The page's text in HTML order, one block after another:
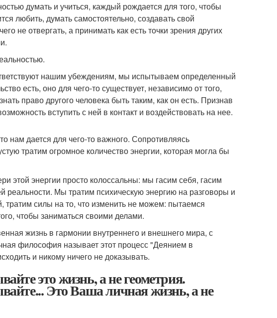
думать и учиться, каждый рождается для того, чтобы
любить, думать самостоятельно, создавать свой
не отвергать, а принимать как есть точки зрения других
нашим убеждениям, мы испытываем определенный
есть, оно для чего-то существует, независимо от того,
право другого человека быть таким, как он есть. Признав
вступить с ней в контакт и воздействовать на нее.
нам дается для чего-то важного. Сопротивляясь
тратим огромное количество энергии, которая могла бы
этой энергии просто колоссальны: мы гасим себя, гасим
реальности. Мы тратим психическую энергию на разговоры и
силы на то, что изменить не можем: пытаемся
чтобы заниматься своими делами.
жизнь в гармонии внутреннего и внешнего мира, с
философия называет этот процесс "Деянием в
и никому ничего не доказывать.
это жизнь, а не геометрия.
Это Ваша личная жизнь, а не